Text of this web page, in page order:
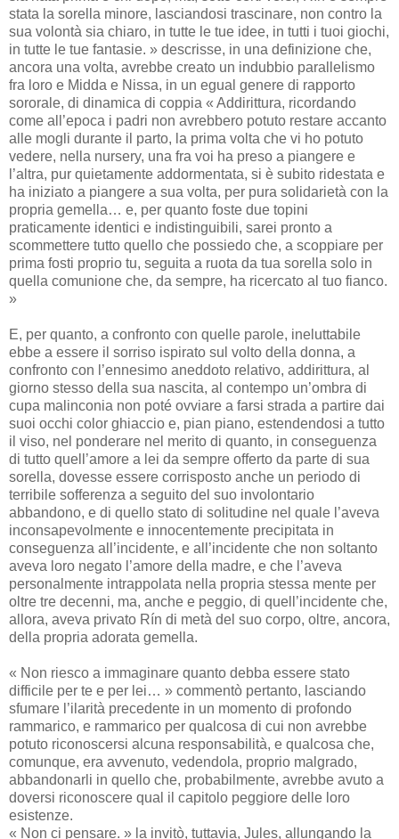
stata la sorella minore, lasciandosi trascinare, non contro la
sua volontà sia chiaro, in tutte le tue idee, in tutti i tuoi giochi,
in tutte le tue fantasie. » descrisse, in una definizione che,
ancora una volta, avrebbe creato un indubbio parallelismo
fra loro e Midda e Nissa, in un egual genere di rapporto
sororale, di dinamica di coppia « Addirittura, ricordando
come all’epoca i padri non avrebbero potuto restare accanto
alle mogli durante il parto, la prima volta che vi ho potuto
vedere, nella nursery, una fra voi ha preso a piangere e
l’altra, pur quietamente addormentata, si è subito ridestata e
ha iniziato a piangere a sua volta, per pura solidarietà con la
propria gemella… e, per quanto foste due topini
praticamente identici e indistinguibili, sarei pronto a
scommettere tutto quello che possiedo che, a scoppiare per
prima fosti proprio tu, seguita a ruota da tua sorella solo in
quella comunione che, da sempre, ha ricercato al tuo fianco.
»
E, per quanto, a confronto con quelle parole, ineluttabile
ebbe a essere il sorriso ispirato sul volto della donna, a
confronto con l’ennesimo aneddoto relativo, addirittura, al
giorno stesso della sua nascita, al contempo un’ombra di
cupa malinconia non poté ovviare a farsi strada a partire dai
suoi occhi color ghiaccio e, pian piano, estendendosi a tutto
il viso, nel ponderare nel merito di quanto, in conseguenza
di tutto quell’amore a lei da sempre offerto da parte di sua
sorella, dovesse essere corrisposto anche un periodo di
terribile sofferenza a seguito del suo involontario
abbandono, e di quello stato di solitudine nel quale l’aveva
inconsapevolmente e innocentemente precipitata in
conseguenza all’incidente, e all’incidente che non soltanto
aveva loro negato l’amore della madre, e che l’aveva
personalmente intrappolata nella propria stessa mente per
oltre tre decenni, ma, anche e peggio, di quell’incidente che,
allora, aveva privato Rín di metà del suo corpo, oltre, ancora,
della propria adorata gemella.
« Non riesco a immaginare quanto debba essere stato
difficile per te e per lei… » commentò pertanto, lasciando
sfumare l’ilarità precedente in un momento di profondo
rammarico, e rammarico per qualcosa di cui non avrebbe
potuto riconoscersi alcuna responsabilità, e qualcosa che,
comunque, era avvenuto, vedendola, proprio malgrado,
abbandonarli in quello che, probabilmente, avrebbe avuto a
doversi riconoscere qual il capitolo peggiore delle loro
esistenze.
« Non ci pensare. » la invitò, tuttavia, Jules, allungando la